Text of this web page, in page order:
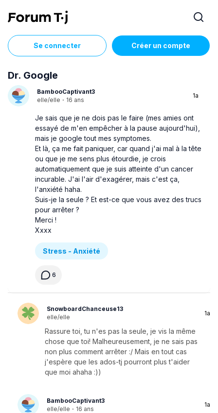
Se connecter Créer un compte
Dr. Google
BambooCaptivant3
elle/elle · 16 ans
1a
Je sais que je ne dois pas le faire (mes amies ont
essayé de m'en empêcher à la pause aujourd'hui),
mais je google tout mes symptomes.
Et là, ça me fait paniquer, car quand j'ai mal à la tête
ou que je me sens plus étourdie, je crois
automatiquement que je suis atteinte d'un cancer
incurable. J'ai l'air d'exagérer, mais c'est ça,
l'anxiété haha.
Suis-je la seule ? Et est-ce que vous avez des trucs
pour arrêter ?
Merci !
Xxxx
Stress - Anxiété
6
SnowboardChanceuse13
elle/elle
1a
Rassure toi, tu n'es pas la seule, je vis la même
chose que toi! Malheureusement, je ne sais pas
non plus comment arrêter :/ Mais en tout cas
j'espère que les ados-tj pourront plus t'aider
que moi ahaha :))
BambooCaptivant3
elle/elle · 16 ans
1a